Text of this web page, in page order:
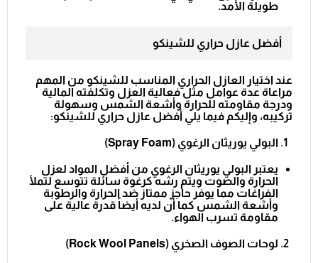
طويلة الأمد.
أفضل عازل حراري للشينكو
عند اختيار العازل الحراري المناسب للشينكو من المهم
مراعاة عدة عوامل مثل فعالية العزل وتكلفته المالية
ودرجة مقاومته للحرارة وأشعة الشمس وسهولة
تركيبه، وإليكم فيما يلي أفضل عازل حراري للشينكو:
البولي يوريثان الرغوي (Spray Foam
)
يعتبر البولي يوريثان الرغوي من أفضل المواد لعزل
الحرارة والصوت ويتم رشه كرغوة سائلة تتوسع لتملأ
الفراغات مما يوفر حاجز ممتاز ضد الحرارة والرطوبة
وأشعة الشمس كما أن لديه أيضاً قدرة عالية على
مقاومة تسرب الهواء.
لوحات الصوف الصخري (Rock Wool Panels
)